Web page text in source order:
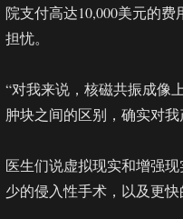
院支付高达10,000美元的
担忧。
“对我来说，核磁共振成像
肿块之间的区别，确实对我
医生们说虚拟现实和增强
少的侵入性手术，以及更快